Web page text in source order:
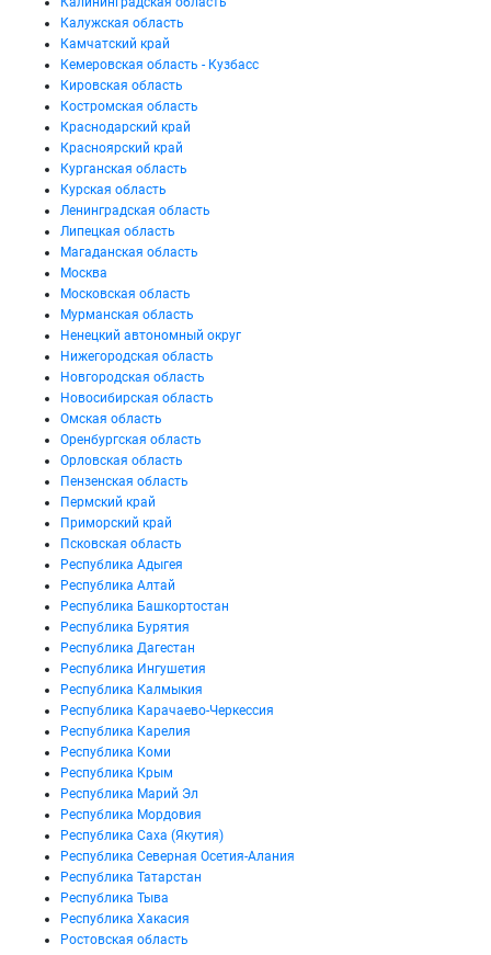
Калужская область
Камчатский край
Кемеровская область - Кузбасс
Кировская область
Костромская область
Краснодарский край
Красноярский край
Курганская область
Курская область
Ленинградская область
Липецкая область
Магаданская область
Москва
Московская область
Мурманская область
Ненецкий автономный округ
Нижегородская область
Новгородская область
Новосибирская область
Омская область
Оренбургская область
Орловская область
Пензенская область
Пермский край
Приморский край
Псковская область
Республика Адыгея
Республика Алтай
Республика Башкортостан
Республика Бурятия
Республика Дагестан
Республика Ингушетия
Республика Калмыкия
Республика Карачаево-Черкессия
Республика Карелия
Республика Коми
Республика Крым
Республика Марий Эл
Республика Мордовия
Республика Саха (Якутия)
Республика Северная Осетия-Алания
Республика Татарстан
Республика Тыва
Республика Хакасия
Ростовская область